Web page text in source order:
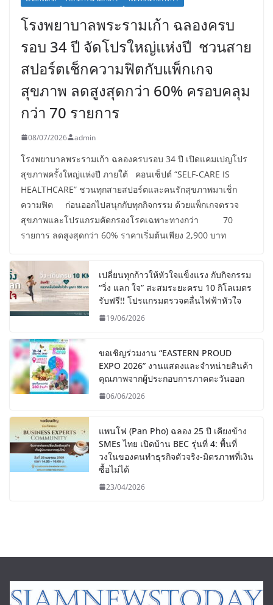
โรงพยาบาลพระรามเก้า ฉลองครบ
รอบ 34 ปี จัดโปรใหญ่แห่งปี ชวนสาย
สปอร์ตเช็กความฟิตกับแพ็กเกจ
สุขภาพ ลดสูงสุดกว่า 60% ครอบคลุม
กว่า 70 รายการ
08/07/2026 admin
โรงพยาบาลพระรามเก้า ฉลองครบรอบ 34 ปี เปิดแคมเปญโปร
สุขภาพครั้งใหญ่แห่งปี ภายใต้ คอนเซ็ปต์ “SELF-CARE IS
HEALTHCARE” ชวนทุกสายสปอร์ตและคนรักสุขภาพมาเช็ก
ความฟิต ก่อนออกไปสนุกกับทุกกิจกรรม ด้วยแพ็กเกจตรวจ
สุขภาพและโปรแกรมคัดกรองโรคเฉพาะทางกว่า 70
รายการ ลดสูงสุดกว่า 60% ราคาเริ่มต้นเพียง 2,900 บาท
เปลี่ยนทุกก้าวให้หัวใจแข็งแรง กับกิจกรรม
“วิ่ง แลก ใจ” สะสมระยะครบ 10 กิโลเมตร
รับฟรี!! โปรแกรมตรวจคลื่นไฟฟ้าหัวใจ
19/06/2026
ขอเชิญร่วมงาน “EASTERN PROUD
EXPO 2026” งานแสดงและจำหน่ายสินค้า
คุณภาพจากผู้ประกอบการภาคตะวันออก
06/06/2026
แพนโฟ (Pan Pho) ฉลอง 25 ปี เคียงข้าง
SMEs ไทย เปิดบ้าน BEC รุ่นที่ 4: พื้นที่
วงในของคนทำธุรกิจตัวจริง-มิตรภาพที่เงิน
ซื้อไม่ได้
23/04/2026